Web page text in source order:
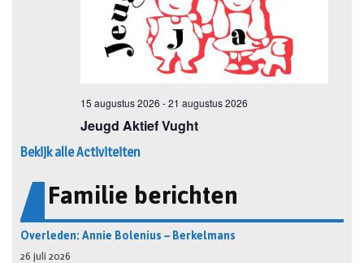
Bekijk alle Activiteiten
Familie berichten
Overleden: Annie Bolenius – Berkelmans
26 juli 2026